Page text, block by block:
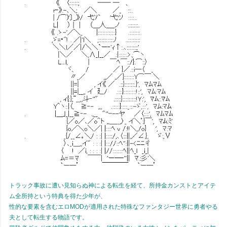
トラック事故に遭い見知らぬ神による転生を経て、所持金カンストとアイテ
ム全所持という特典を得た少年が、
性的な要素を含むエロMODが適用された特殊なファンタジー世界に勇者やる
夫として転生する物語です。